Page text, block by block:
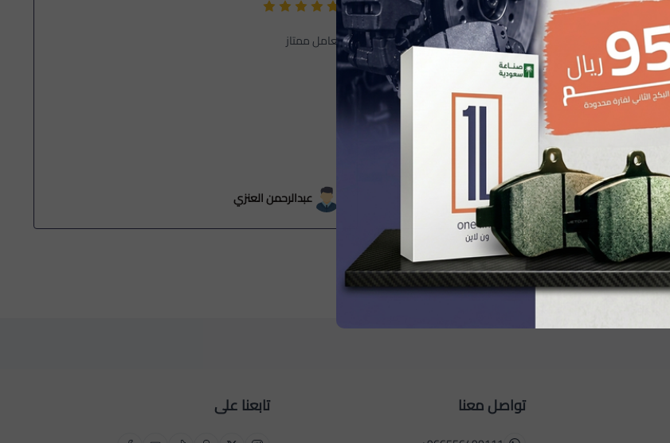
راشد الدوسري
تعامل ممتاز
عبدالرحمن العنزي
تواصل معنا تابعنا على